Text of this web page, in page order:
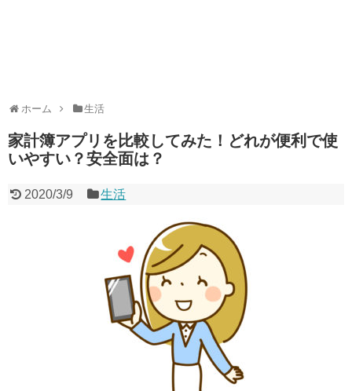
ホーム 生活
家計簿アプリを比較してみた！どれが便利で使
いやすい？安全面は？
2020/3/9 生活